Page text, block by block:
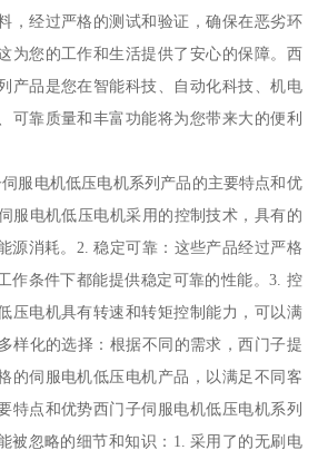
，经过严格的测试和验证，确保在恶劣环
为您的工作和生活提供了安心的保障。西
产品是您在智能科技、自动化科技、机电
可靠质量和丰富功能将为您带来大的便利
电机低压电机系列产品的主要特点和优
服电机低压电机采用的控制技术，具有的
源消耗。2. 稳定可靠：这些产品经过严格
作条件下都能提供稳定可靠的性能。3. 控
压电机具有转速和转矩控制能力，可以满
样化的选择：根据不同的需求，西门子提
的伺服电机低压电机产品，以满足不同客
特点和优势西门子伺服电机低压电机系列
被忽略的细节和知识：1. 采用了的无刷电